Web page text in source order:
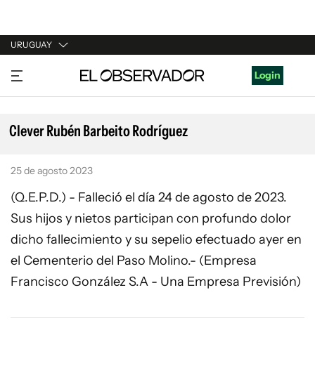
URUGUAY
URUGUAY
ARGENTINA
ESPAÑA
Login
Clever Rubén Barbeito Rodríguez
25 de agosto 2023
(Q.E.P.D.) - Falleció el día 24 de agosto de 2023.
Sus hijos y nietos participan con profundo dolor
dicho fallecimiento y su sepelio efectuado ayer en
el Cementerio del Paso Molino.- (Empresa
Francisco González S.A - Una Empresa Previsión)